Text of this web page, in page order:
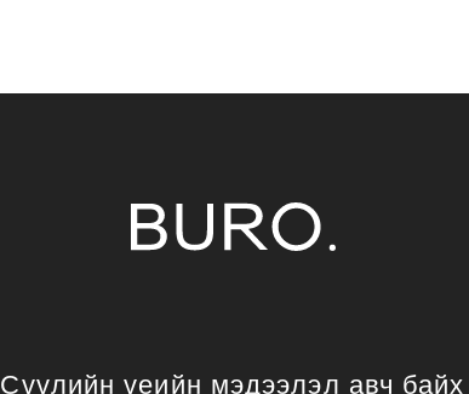
Сүүлийн үеийн мэдээлэл авч байх